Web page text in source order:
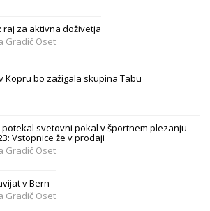
raj za aktivna doživetja
Gradič Oset
Kopru bo zažigala skupina Tabu
potekal svetovni pokal v športnem plezanju
Vstopnice že v prodaji
Gradič Oset
v Bern
Gradič Oset